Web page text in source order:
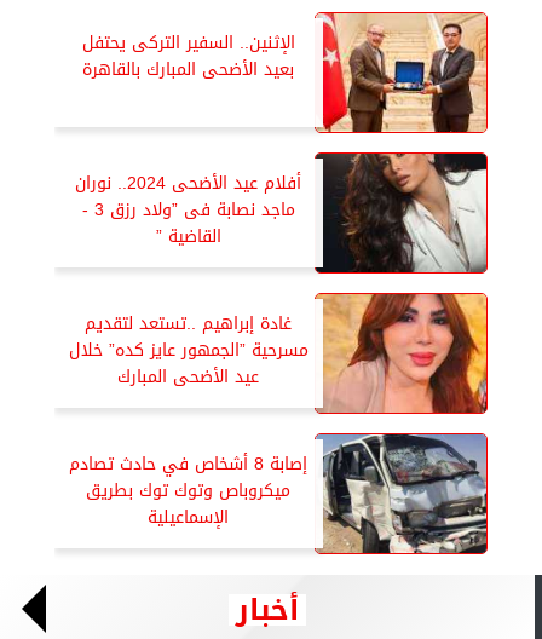
الإثنين.. السفير التركى يحتفل
بعيد الأضحى المبارك بالقاهرة
أفلام عيد الأضحى 2024.. نوران
ماجد نصابة فى ”ولاد رزق 3 -
القاضية ”
غادة إبراهيم ..تستعد لتقديم
مسرحية ”الجمهور عايز كده” خلال
عيد الأضحى المبارك
إصابة 8 أشخاص في حادث تصادم
ميكروباص وتوك توك بطريق
الإسماعيلية
أخبار